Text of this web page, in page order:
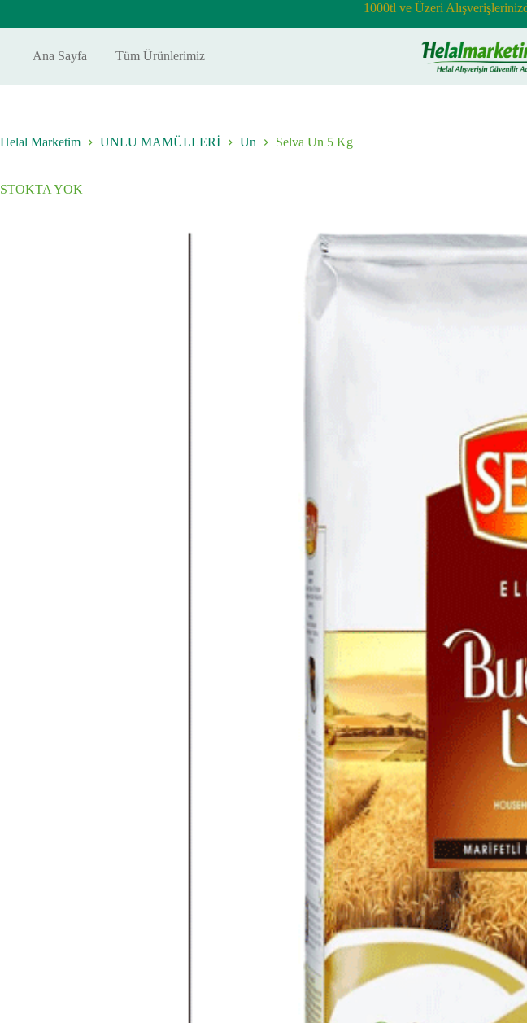
1000tl ve Üzeri
Ana Sayfa Tüm Ürünlerimiz
Helal Marketim UNLU MAMÜLLERİ Un Selva Un 5 Kg
STOKTA YOK